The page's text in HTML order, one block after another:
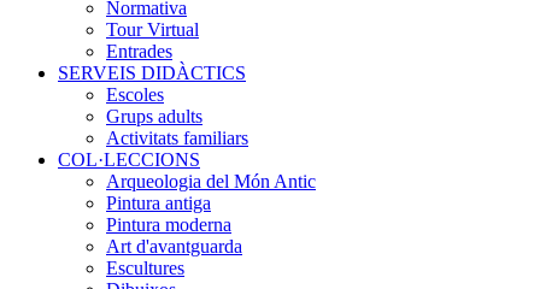
Normativa
Tour Virtual
Entrades
SERVEIS DIDÀCTICS
Escoles
Grups adults
Activitats familiars
COL·LECCIONS
Arqueologia del Món Antic
Pintura antiga
Pintura moderna
Art d'avantguarda
Escultures